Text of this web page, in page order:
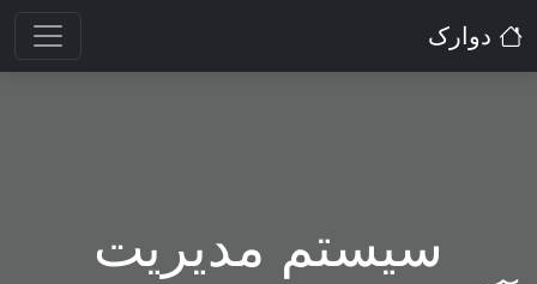
دوارک
سیستم مدیریت